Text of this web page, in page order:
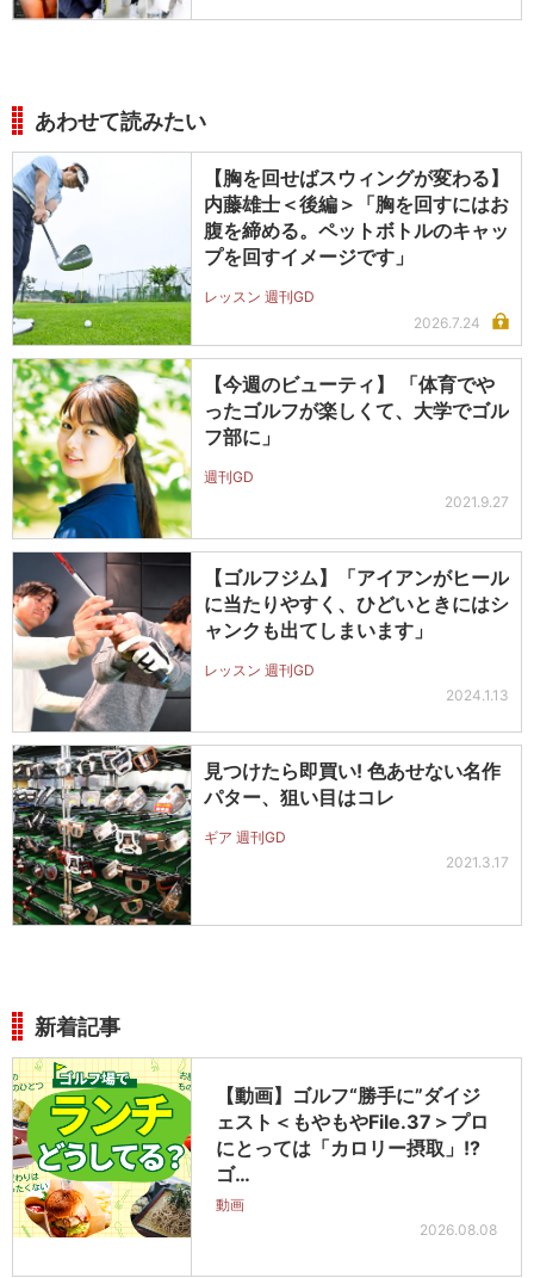
あわせて読みたい
【胸を回せばスウィングが変わる】
内藤雄士＜後編＞「胸を回すにはお
腹を締める。ペットボトルのキャッ
プを回すイメージです」
レッスン 週刊GD
2026.7.24
【今週のビューティ】 「体育でや
ったゴルフが楽しくて、大学でゴル
フ部に」
週刊GD
2021.9.27
【ゴルフジム】「アイアンがヒール
に当たりやすく、ひどいときにはシ
ャンクも出てしまいます」
レッスン 週刊GD
2024.1.13
見つけたら即買い! 色あせない名作
パター、狙い目はコレ
ギア 週刊GD
2021.3.17
新着記事
【動画】ゴルフ“勝手に”ダイジ
ェスト＜もやもやFile.37＞プロ
にとっては「カロリー摂取」!?
ゴ…
動画
2026.08.08